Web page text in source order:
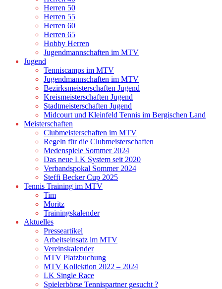
Herren 50
Herren 55
Herren 60
Herren 65
Hobby Herren
Jugendmannschaften im MTV
Jugend
Tenniscamps im MTV
Jugendmannschaften im MTV
Bezirksmeisterschaften Jugend
Kreismeisterschaften Jugend
Stadtmeisterschaften Jugend
Midcourt und Kleinfeld Tennis im Bergischen Land
Meisterschaften
Clubmeisterschaften im MTV
Regeln für die Clubmeisterschaften
Medenspiele Sommer 2024
Das neue LK System seit 2020
Verbandspokal Sommer 2024
Steffi Becker Cup 2025
Tennis Training im MTV
Tim
Moritz
Trainingskalender
Aktuelles
Presseartikel
Arbeitseinsatz im MTV
Vereinskalender
MTV Platzbuchung
MTV Kollektion 2022 – 2024
LK Single Race
Spielerbörse Tennispartner gesucht ?